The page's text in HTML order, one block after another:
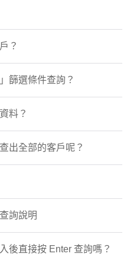
？
篩選條件查詢？
料？
出全部的客戶呢？
詢說明
後直接按 Enter 查詢嗎？